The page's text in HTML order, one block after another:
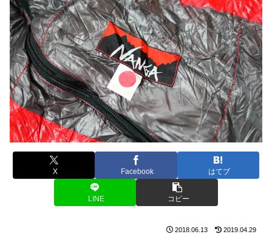
X Facebook はてブ
LINE コピー
2018.06.13 2019.04.29